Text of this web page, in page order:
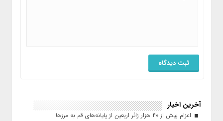
آخرین اخبار
اعزام بیش از ۴۰ هزار زائر اربعین از پایانه‌های قم به مرزها